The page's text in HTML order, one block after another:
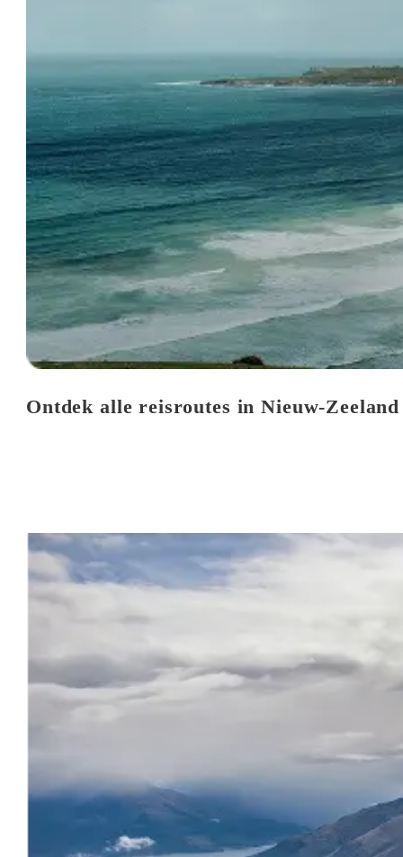
Ontdek alle reisroutes in Nieuw-Zeeland